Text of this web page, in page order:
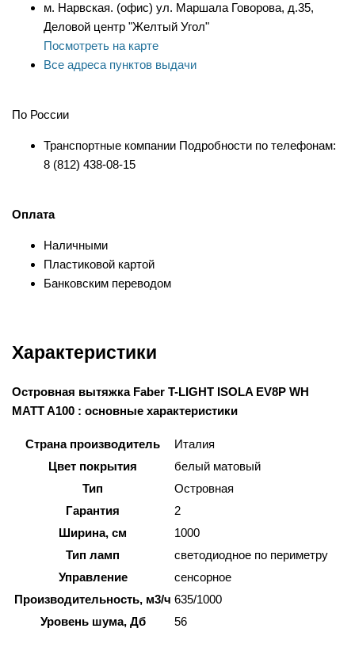
м. Нарвская. (офис) ул. Маршала Говорова, д.35,
Деловой центр "Желтый Угол"
Посмотреть на карте
Все адреса пунктов выдачи
По России
Транспортные компании Подробности по телефонам:
8 (812) 438-08-15
Оплата
Наличными
Пластиковой картой
Банковским переводом
Характеристики
Островная вытяжка Faber T-LIGHT ISOLA EV8P WH
MATT A100 : основные характеристики
Страна производитель
Италия
Цвет покрытия
белый матовый
Тип
Островная
Гарантия
2
Ширина, см
1000
Тип ламп
светодиодное по периметру
Управление
сенсорное
Производительность, м3/ч 635/1000
Уровень шума, Дб
56